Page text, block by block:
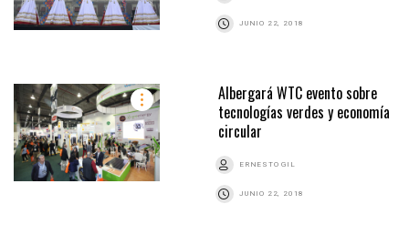
JUNIO 22, 2018
Albergará WTC evento sobre
tecnologías verdes y economía
circular
ERNESTO GIL
JUNIO 22, 2018